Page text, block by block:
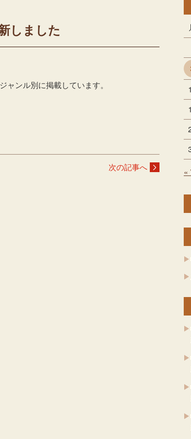
しました
ンル別に掲載しています。
次の記事へ «